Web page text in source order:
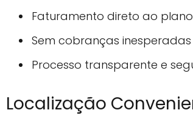
Faturamento direto ao plano
Sem cobranças inesperadas
Processo transparente e
Localização